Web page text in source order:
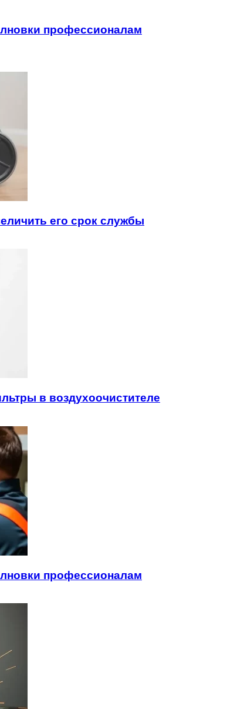
профессионалам
его срок службы
в воздухоочистителе
профессионалам